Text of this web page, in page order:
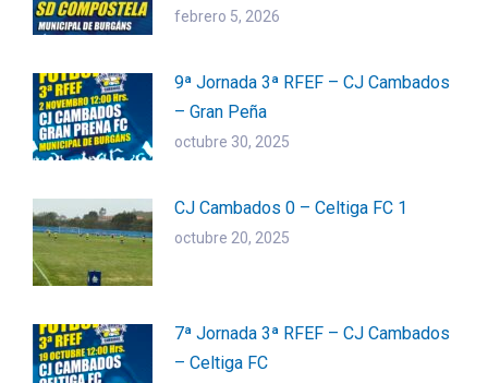
febrero 5, 2026
9ª Jornada 3ª RFEF – CJ Cambados
– Gran Peña
octubre 30, 2025
CJ Cambados 0 – Celtiga FC 1
octubre 20, 2025
7ª Jornada 3ª RFEF – CJ Cambados
– Celtiga FC